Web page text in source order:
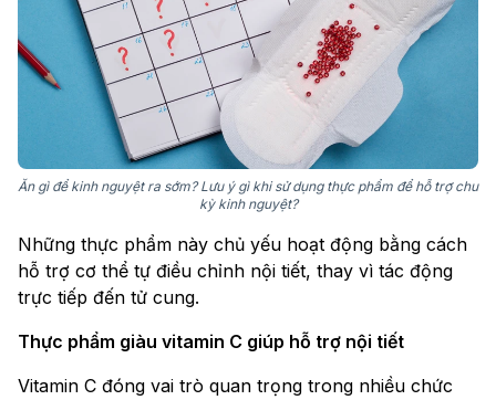
Ăn gì để kinh nguyệt ra sớm? Lưu ý gì khi sử dụng thực phẩm để hỗ trợ chu
kỳ kinh nguyệt?
Những thực phẩm này chủ yếu hoạt động bằng cách
hỗ trợ cơ thể tự điều chỉnh nội tiết, thay vì tác động
trực tiếp đến tử cung.
Thực phẩm giàu vitamin C giúp hỗ trợ nội tiết
Vitamin C đóng vai trò quan trọng trong nhiều chức